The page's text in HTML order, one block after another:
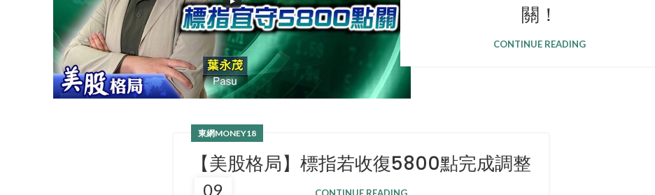
關！
CONTINUE READING
09
東網MONEY18
【美股格局】標指若收復5800點完成調整